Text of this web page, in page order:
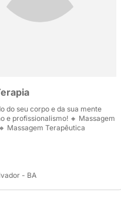
do seu corpo e da sua mente
e profissionalismo! 🔸 Massagem
Massagem Terapêutica
- BA